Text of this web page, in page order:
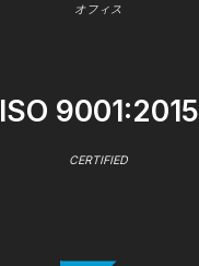
オフィス
ISO 9001:2015
CERTIFIED